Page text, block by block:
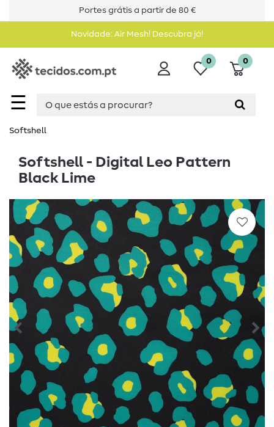
Portes grátis a partir de 80 €
Novidade: Air Mesh! Descubra já!
☰
0 0
Softshell
Softshell - Digital Leo Pattern
Black Lime